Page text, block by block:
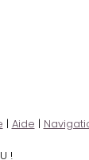
| Aide |
!